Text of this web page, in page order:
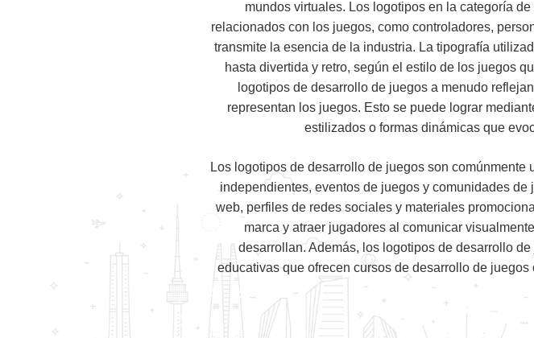
mundos virtuales. Los logotipos en la categoría
relacionados con los juegos, como controladores,
transmite la esencia de la industria. La tipografía
hasta divertida y retro, según el estilo de los juegos
logotipos de desarrollo de juegos a menudo
representan los juegos. Esto se puede lograr
estilizados o formas dinámicas que
Los logotipos de desarrollo de juegos son
independientes, eventos de juegos y comunidades
web, perfiles de redes sociales y materiales
marca y atraer jugadores al comunicar
desarrollan. Además, los logotipos de desarrollo
educativas que ofrecen cursos de desarrollo de